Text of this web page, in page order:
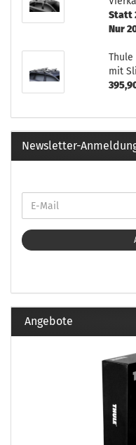
Statt
Nur
Thule
mit
Newsletter-
Angebote